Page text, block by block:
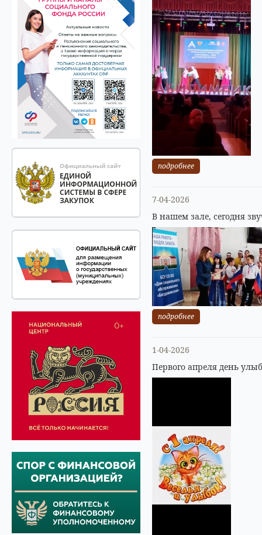
подробнее
7-04-2026
В нашем зале, сегодня
подробнее
1-04-2026
Первого апреля день